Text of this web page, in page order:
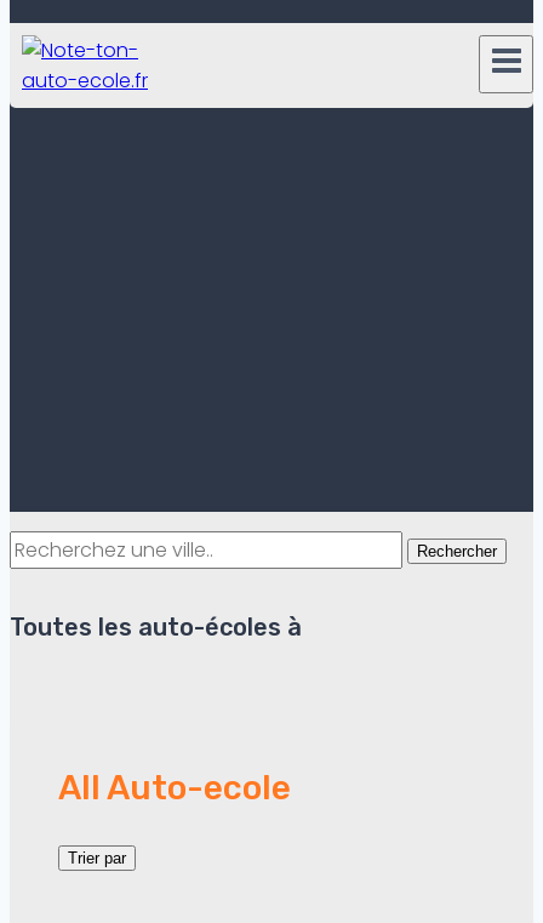
Rechercher
Toutes les auto-écoles à
All Auto-ecole
Trier par